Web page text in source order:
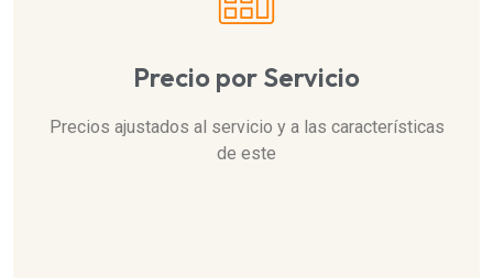
Precio por Servicio
Precios ajustados al servicio y a las características
de este